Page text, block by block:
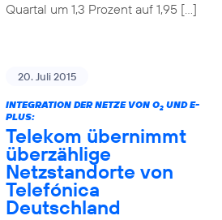
Quartal um 1,3 Prozent auf 1,95 […]
20. Juli 2015
INTEGRATION DER NETZE VON O2UND E-
PLUS:
Telekom übernimmt
überzählige
Netzstandorte von
Telefónica
Deutschland